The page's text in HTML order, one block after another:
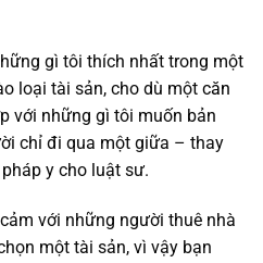
gì tôi thích nhất trong một
loại tài sản, cho dù một căn
với những gì tôi muốn bản
chỉ đi qua một giữa – thay
y cho luật sư.
với những người thuê nhà
một tài sản, vì vậy bạn